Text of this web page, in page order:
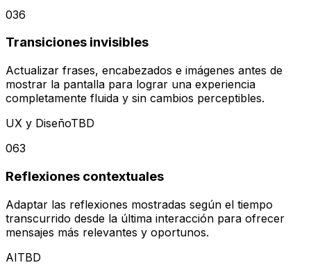
036
Transiciones invisibles
Actualizar frases, encabezados e imágenes antes de
mostrar la pantalla para lograr una experiencia
completamente fluida y sin cambios perceptibles.
UX y DiseñoTBD
063
Reflexiones contextuales
Adaptar las reflexiones mostradas según el tiempo
transcurrido desde la última interacción para ofrecer
mensajes más relevantes y oportunos.
AITBD